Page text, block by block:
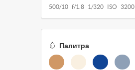
500/10 f/1.8 1/320 ISO 3200
Палитра